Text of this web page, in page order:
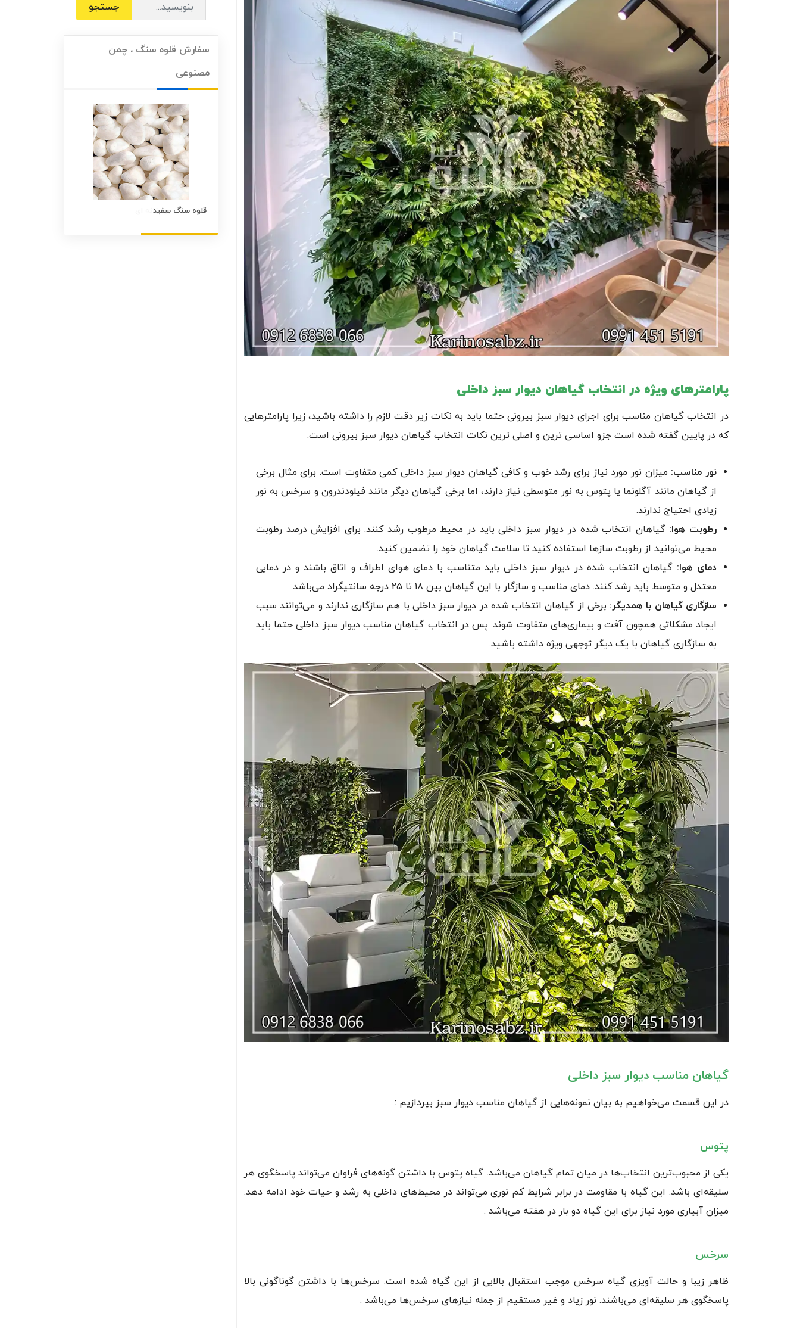
پارامترهای ویژه در انتخاب گیاهان دیوار سبز داخلی
در انتخاب گیاهان مناسب برای اجرای دیوار سبز بیرونی حتما باید به نکات زیر دقت لازم را داشته باشید، زیرا پارامتر‌هایی
که در پایین گفته شده است جزو اساسی ترین و اصلی ترین نکات انتخاب گیاهان دیوار سبز بیرونی است.
نور مناسب: میزان نور مورد نیاز برای رشد خوب و کافی گیاهان دیوار سبز داخلی کمی متفاوت است. برای مثال برخی
از گیاهان مانند آگلونما یا پتوس به نور متوسطی نیاز دارند، اما برخی گیاهان دیگر مانند فیلودندرون و سرخس به نور
زیادی احتیاج ندارند.
رطوبت هوا: گیاهان انتخاب شده در دیوار سبز داخلی باید در محیط مرطوب رشد کنند. برای افزایش درصد رطوبت
محیط می‌توانید از رطوبت ساز‌ها استفاده کنید تا سلامت گیاهان خود را تضمین کنید.
دمای هوا:گیاهان انتخاب شده در دیوار سبز داخلی باید متناسب با دمای هوای اطراف و اتاق باشند و در دمایی
معتدل و متوسط باید رشد کنند. دمای مناسب و سازگار با این گیاهان بین 18 تا 25 درجه سانتیگراد می‌باشد.
سازگاری گیاهان با همدیگر: برخی از گیاهان انتخاب شده در دیوار سبز داخلی با هم سازگاری ندارند و می‌توانند سبب
ایجاد مشکلاتی همچون آفت و بیماری‌های متفاوت شوند. پس در انتخاب گیاهان مناسب دیوار سبز داخلی حتما باید
به سازگاری گیاهان با یک دیگر توجهی ویژه داشته باشید.
گیاهان مناسب دیوار سبز داخلی
در این قسمت می‌خواهیم به بیان نمونه‌هایی از گیاهان مناسب دیوار سبز بپردازیم :
پتوس
یکی از محبوب‌ترین انتخاب‌ها در میان تمام گیاهان می‌باشد. گیاه پتوس با داشتن گونه‌های فراوان می‌تواند پاسخگوی هر
سلیقه‌ای باشد. این گیاه با مقاومت در برابر شرایط کم نوری می‌تواند در محیط‌های داخلی به رشد و حیات خود ادامه دهد.
میزان آبیاری مورد نیاز برای این گیاه دو بار در هفته می‌باشد .
سرخس
ظاهر زیبا و حالت آویزی گیاه سرخس موجب استقبال بالایی از این گیاه شده است. سرخس‌ها با داشتن گوناگونی بالا
پاسخگوی هر سلیقه‌ای می‌باشند. نور زیاد و غیر مستقیم از جمله نیازهای سرخس‌ها می‌باشد .
جستجو
سفارش قلوه سنگ ، چمن
مصنوعی
قلوه سنگ رنگی چمن مصنوعی قلوه سنگ رودخانه ای قلوه سنگ سفید